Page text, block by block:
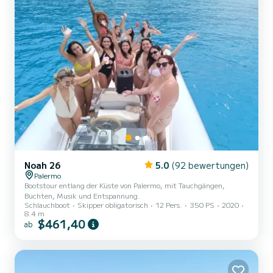
Noah 26 5.0 (92 bewertungen)
Palermo
Bootstour entlang der Küste von Palermo, mit Tauchgängen,
Buchten, Musik und Entspannung.
Schlauchboot
Skipper obligatorisch 12 Pers. 350 PS
2020
8.4 m
ab $461,40